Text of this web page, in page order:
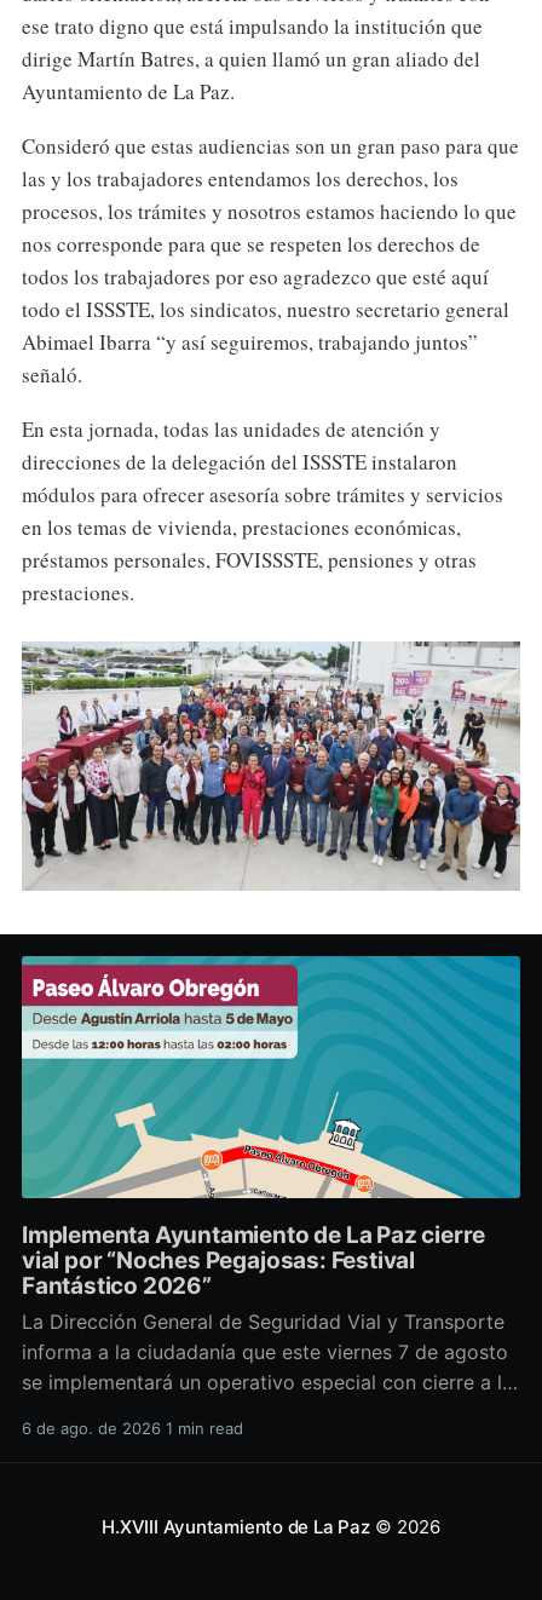
ese trato digno que está impulsando la institución que
dirige Martín Batres, a quien llamó un gran aliado del
Ayuntamiento de La Paz.
Consideró que estas audiencias son un gran paso para que
las y los trabajadores entendamos los derechos, los
procesos, los trámites y nosotros estamos haciendo lo que
nos corresponde para que se respeten los derechos de
todos los trabajadores por eso agradezco que esté aquí
todo el ISSSTE, los sindicatos, nuestro secretario general
Abimael Ibarra “y así seguiremos, trabajando juntos”
señaló.
En esta jornada, todas las unidades de atención y
direcciones de la delegación del ISSSTE instalaron
módulos para ofrecer asesoría sobre trámites y servicios
en los temas de vivienda, prestaciones económicas,
préstamos personales, FOVISSSTE, pensiones y otras
prestaciones.
Implementa Ayuntamiento de La Paz cierre
vial por “Noches Pegajosas: Festival
Fantástico 2026”
La Dirección General de Seguridad Vial y Transporte
informa a la ciudadanía que este viernes 7 de agosto
se implementará un operativo especial con cierre a la
motivo del evento “Noches Pegajosas: Festival
6 de ago. de 2026 1 min read
H.XVIII Ayuntamiento de La Paz© 2026